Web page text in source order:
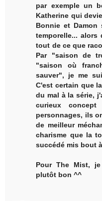
par exemple un
Katherine qui
Bonnie et
temporelle...
tout de ce que
Par "saison de
"saison où
sauver", je me
C'est certain que
du mal à la série,
curieux
personnages, ils
de meilleur
charisme que la
succédé mis bout
Pour The Mist,
plutôt bon ^^